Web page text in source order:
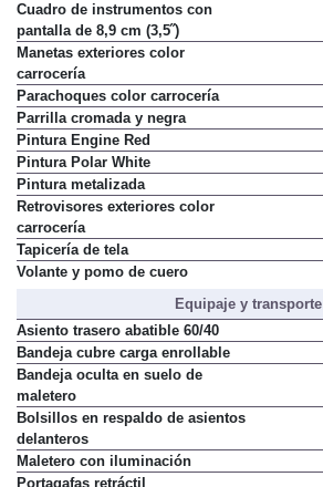
Cuadro de instrumentos con
pantalla de 8,9 cm (3,5˝)
Manetas exteriores color
carrocería
Parachoques color carrocería
Parrilla cromada y negra
Pintura Engine Red
Pintura Polar White
Pintura metalizada
Retrovisores exteriores color
carrocería
Tapicería de tela
Volante y pomo de cuero
Equipaje y transporte
Asiento trasero abatible 60/40
Bandeja cubre carga enrollable
Bandeja oculta en suelo de
maletero
Bolsillos en respaldo de asientos
delanteros
Maletero con iluminación
Portagafas retráctil